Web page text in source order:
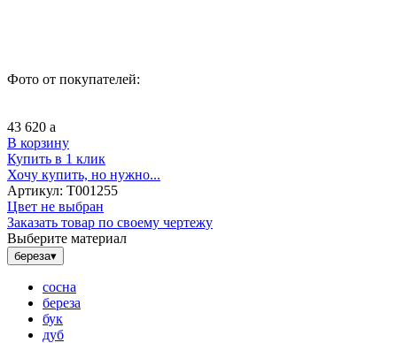
Фото от покупателей:
43 620 a
В корзину
Купить в 1 клик
Хочу купить, но нужно...
Артикул: Т001255
Цвет не выбран
Заказать товар по своему чертежу
Выберите материал
береза▾
сосна
береза
бук
дуб